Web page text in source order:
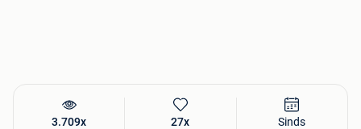
3.709x
27x
Sinds